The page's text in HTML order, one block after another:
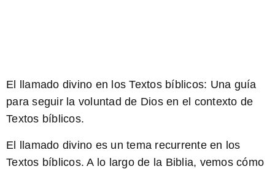
El llamado divino en losTextos bíblicos: Una guía
para seguir la voluntad de Dios en el contexto de
Textos bíblicos.
El llamado divino es un tema recurrente en los
Textos bíblicos. A lo largo de la Biblia, vemos cómo